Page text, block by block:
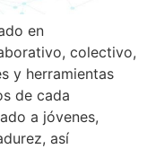
en
colectivo,
y herramientas
de cada
a jóvenes,
así